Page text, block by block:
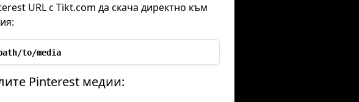
URL с Tikt.com да скача директно към
to/media
Pinterest медии: